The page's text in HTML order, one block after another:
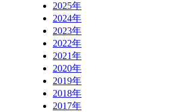
2025年
2024年
2023年
2022年
2021年
2020年
2019年
2018年
2017年